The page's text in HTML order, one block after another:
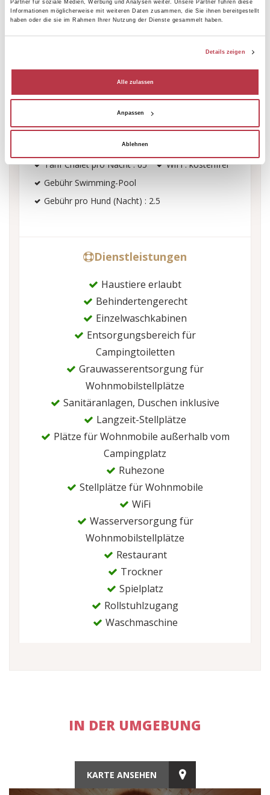
Partner für soziale Medien, Werbung und Analysen weiter. Unsere Partner führen diese
Informationen möglicherweise mit weiteren Daten zusammen, die Sie ihnen bereitgestellt
haben oder die sie im Rahmen Ihrer Nutzung der Dienste gesammelt haben.
Details zeigen
Alle zulassen
Anpassen
Ablehnen
Tarif Kinder pro Nacht : 2.7
Tarif Zelt pro Nacht : 2.8
Tarif Stellplatz pro Nacht : 8.2
Saisonaler Stellplatz : 10
Gesamtzahl der Stellplätze : 201
Tarif pro Nacht für Wohnwägen-Plätze
außerhalb Camping : 10
Tarif Chalet pro Nacht : 65
WiFi : kostenfrei
Gebühr Swimming-Pool
Gebühr pro Hund (Nacht) : 2.5
Dienstleistungen
Haustiere erlaubt
Behindertengerecht
Einzelwaschkabinen
Entsorgungsbereich für
Campingtoiletten
Grauwasserentsorgung für
Wohnmobilstellplätze
Sanitäranlagen, Duschen inklusive
Langzeit-Stellplätze
Plätze für Wohnmobile außerhalb vom
Campingplatz
Ruhezone
Stellplätze für Wohnmobile
WiFi
Wasserversorgung für
Wohnmobilstellplätze
Restaurant
Trockner
Spielplatz
Rollstuhlzugang
Waschmaschine
IN DER UMGEBUNG
KARTE ANSEHEN